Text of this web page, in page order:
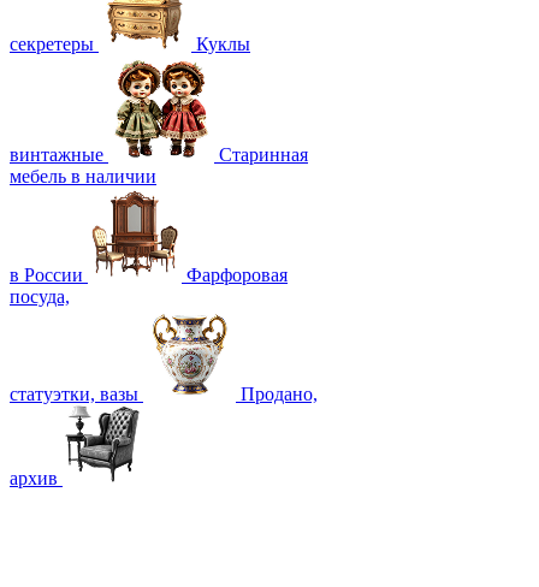
секретеры Куклы
винтажные
Старинная
мебель в наличии
в России
Фарфоровая
посуда,
статуэтки, вазы Продано,
архив